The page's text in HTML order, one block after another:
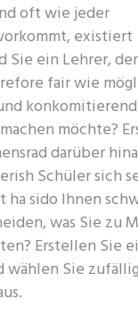
oft wie jeder
existiert
Sie ein Lehrer,
fair wie
möchte?
darüber
Schüler sich
ha sido Ihnen
was Sie zu
Erstellen Sie
wählen Sie